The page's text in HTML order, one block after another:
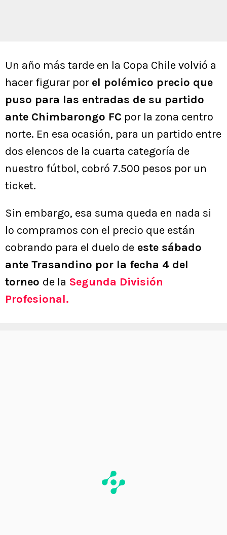
Un año más tarde en la Copa Chile volvió a
hacer figurar por el polémico precio que
puso para las entradas de su partido
ante Chimbarongo FC por la zona centro
norte. En esa ocasión, para un partido entre
dos elencos de la cuarta categoría de
nuestro fútbol, cobró 7.500 pesos por un
ticket.
Sin embargo, esa suma queda en nada si
lo compramos con el precio que están
cobrando para el duelo de este sábado
ante Trasandino por la fecha 4 del
torneo de la Segunda División
Profesional.